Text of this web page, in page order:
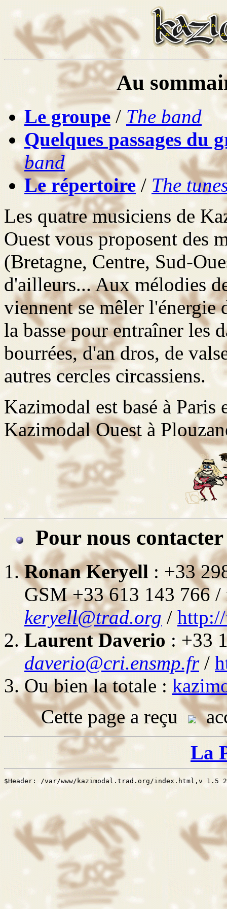
Au
Le groupe / The band
Quelques passages du
band
Le répertoire/ The
Les quatre musiciens de
Ouest vous proposent des
(Bretagne, Centre, Sud-
d'ailleurs... Aux mélodies
viennent se mêler l'énergie
la basse pour entraîner les
bourrées, d'an dros, de
autres cercles circassiens.
Kazimodal est basé à
Kazimodal Ouest à
Pour nous
Ronan Keryell : +33
GSM +33 613 143 766
keryell@trad.org /
Laurent Daverio : +33
daverio@cri.ensmp.fr/
Ou bien la totale :
Cette page a reçu
La